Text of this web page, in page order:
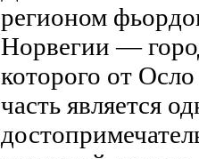
регионом
Норвегии —
которого от
часть является